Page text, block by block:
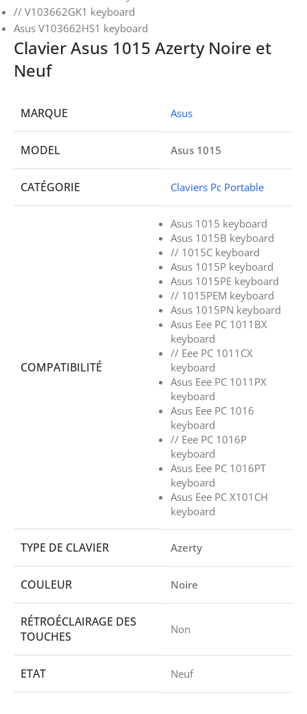
// V103662GK1 keyboard
Asus V103662HS1 keyboard
Clavier Asus 1015 Azerty Noire et
Neuf
MARQUE Asus
MODEL Asus 1015
CATÉGORIE Claviers Pc Portable
COMPATIBILITÉ
Asus 1015 keyboard
Asus 1015B keyboard
// 1015C keyboard
Asus 1015P keyboard
Asus 1015PE keyboard
// 1015PEM keyboard
Asus 1015PN keyboard
Asus Eee PC 1011BX
keyboard
// Eee PC 1011CX
keyboard
Asus Eee PC 1011PX
keyboard
Asus Eee PC 1016
keyboard
// Eee PC 1016P
keyboard
Asus Eee PC 1016PT
keyboard
Asus Eee PC X101CH
keyboard
TYPE DE CLAVIER Azerty
COULEUR Noire
RÉTROÉCLAIRAGE DES
TOUCHES
Non
ETAT Neuf